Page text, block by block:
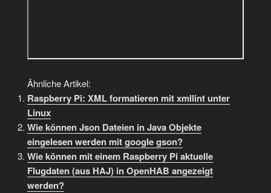
Ähnliche Artikel:
Raspberry Pi: XML formatieren mit xmllint unter
Linux
Wie können Json Dateien in Java Objekte
eingelesen werden mit google gson?
Wie können mit einem Raspberry Pi aktuelle
Flugdaten (aus HAJ) in OpenHAB angezeigt
werden?